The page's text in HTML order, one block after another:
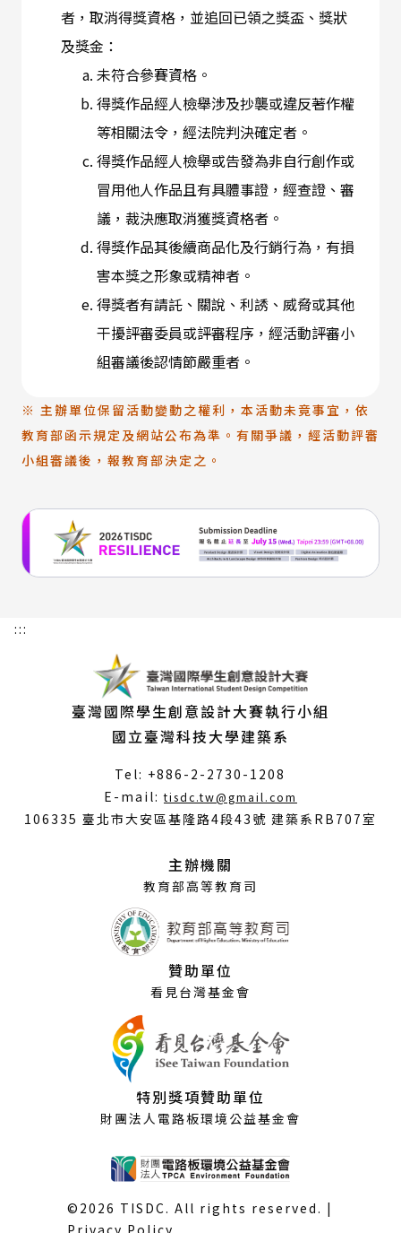
者，取消得獎資格，並追回已領之獎盃、獎狀
及獎金：
未符合參賽資格。
得獎作品經人檢舉涉及抄襲或違反著作權
等相關法令，經法院判決確定者。
得獎作品經人檢舉或告發為非自行創作或
冒用他人作品且有具體事證，經查證、審
議，裁決應取消獲獎資格者。
得獎作品其後續商品化及行銷行為，有損
害本獎之形象或精神者。
得獎者有請託、關說、利誘、威脅或其他
干擾評審委員或評審程序，經活動評審小
組審議後認情節嚴重者。
※ 主辦單位保留活動變動之權利，本活動未竟事宜，依
教育部函示規定及網站公布為準。有關爭議，經活動評審
小組審議後，報教育部決定之。
:::
臺灣國際學生創意設計大賽執行小組
國立臺灣科技大學建築系
Tel: +886-2-2730-1208
E-mail:tisdc.tw@gmail.com
開
106335 臺北市大安區基隆路4段43號 建築系RB707室
主辦機關
教育部高等教育司
贊助單位
看見台灣基金會
特別獎項贊助單位
財團法人電路板環境公益基金會
©2026 TISDC. All rights reserved. |